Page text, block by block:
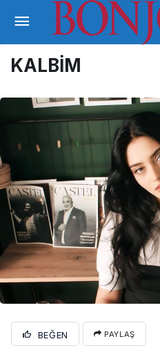
KALBİM
BEĞEN PAYLAŞ